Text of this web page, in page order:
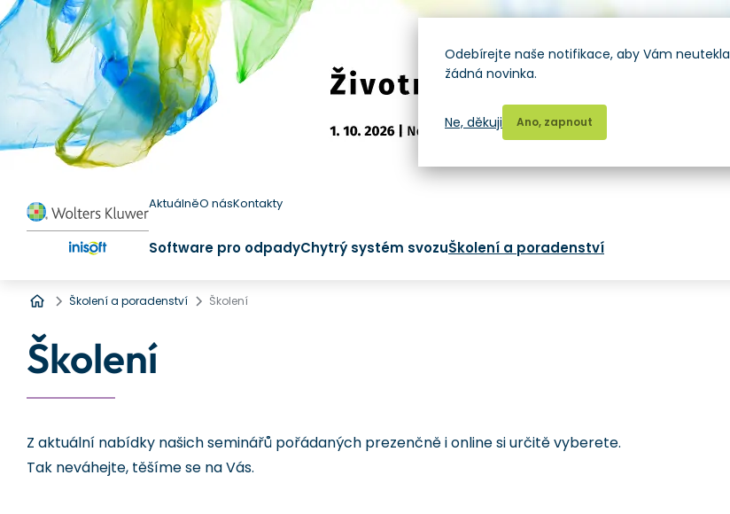
AktuálněO násKontakty
Software pro odpadyChytrý systém svozuŠkolení a poradenství
Úvod
Školení a poradenství Školení
Školení
Z aktuální nabídky našich seminářů pořádaných prezenčně i online si určitě vyberete.
Tak neváhejte, těšíme se na Vás.
Odebírejte naše notifikace, aby Vám neutekla
žádná novinka.
Ano, zapnout
Ne, děkuji